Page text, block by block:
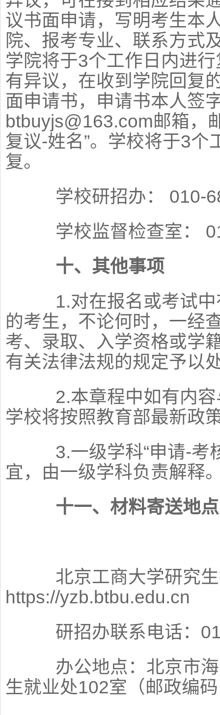
议书面申请，写明考生本
院、报考专业、联系方式
学院将于3个工作日内进
有异议，在收到学院回复
面申请书，申请书本人签
btbuyjs@163.com邮箱，
复议-姓名”。学校将于3
复。
学校研招办： 010-
学校监督检查室：
十、其他事项
1.对在报名或考试中
的考生，不论何时，一经
考、录取、入学资格或学
有关法律法规的规定予以
2.本章程中如有内容
学校将按照教育部最新政
3.一级学科“申请-考
宜，由一级学科负责解释
十一、材料寄送地
北京工商大学研究生
https://yzb.btbu.edu.cn
研招办联系电话：
办公地点：北京市海
生就业处102室（邮政编